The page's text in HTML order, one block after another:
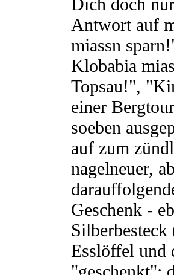
Antwort auf
miassn
Klobabia
Topsau!",
einer
soeben
auf zum
nagelneuer,
Geschenk -
Esslöffel und